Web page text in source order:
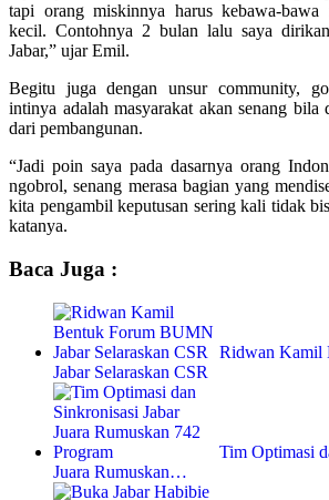
tapi orang miskinnya harus kebawa-
kecil. Contohnya 2 bulan lalu saya
Jabar,” ujar Emil.
Begitu juga dengan unsur community,
intinya adalah masyarakat akan senang bila
dari pembangunan.
“Jadi poin saya pada dasarnya orang
ngobrol, senang merasa bagian yang
kita pengambil keputusan sering kali tidak
katanya.
Baca Juga :
Ridwan Kamil
Jabar Selaraskan CSR
Tim Optimasi
Juara Rumuskan…